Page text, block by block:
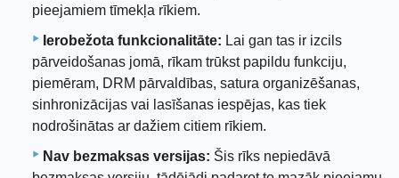
pieejamiem tīmekļa rīkiem.
Ierobežota funkcionalitāte: Lai gan tas ir izcils
pārveidošanas jomā, rīkam trūkst papildu funkciju,
piemēram, DRM pārvaldības, satura organizēšanas,
sinhronizācijas vai lasīšanas iespējas, kas tiek
nodrošinātas ar dažiem citiem rīkiem.
Nav bezmaksas versijas: Šis rīks nepiedāvā